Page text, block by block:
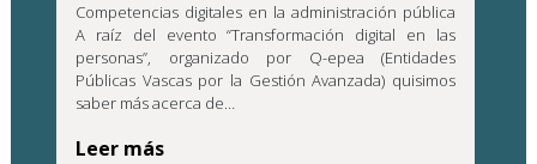
Competencias digitales en la administración pública
A raíz del evento “Transformación digital en las
personas”, organizado por Q-epea (Entidades
Públicas Vascas por la Gestión Avanzada) quisimos
saber más acerca de…
Leer más